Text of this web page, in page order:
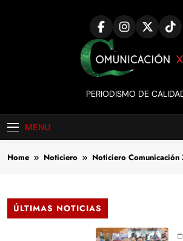
PERIODISMO DE
MENU
Home Noticiero Noticiero
ÚLTIMAS NOTICIAS
Agosto